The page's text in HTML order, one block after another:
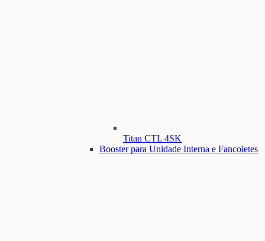
Titan CTL 4SK
Booster para Unidade Interna e Fancoletes